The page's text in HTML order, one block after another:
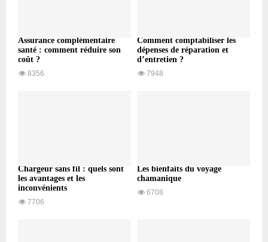
Assurance complémentaire
santé : comment réduire son
coût ?
8356
Comment comptabiliser les
dépenses de réparation et
d’entretien ?
7948
Chargeur sans fil : quels sont
les avantages et les
inconvénients
7706
Les bienfaits du voyage
chamanique
6708